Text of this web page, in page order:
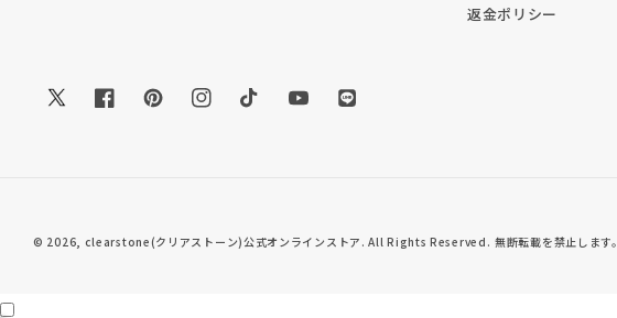
返金ポリシー
TwitterFacebookPinterestInstagramTikTokYouTubeTranslation
© 2026, clearstone(クリアストーン)公式オンラインストア . All Rights Reserved. 無断転載を禁止します。